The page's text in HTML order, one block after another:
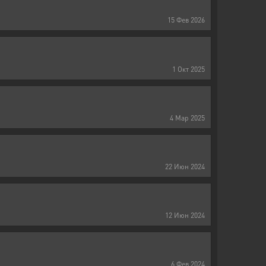
15 Фев 2026
1 Окт 2025
4 Мар 2025
22 Июн 2024
12 Июн 2024
6 Фев 2024